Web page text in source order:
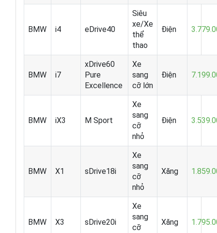
BMW i4 eDrive40
Siêu
xe/Xe
thể
thao
Điện
BMW i7
xDrive60
Pure
Excellence
Xe
sang
cỡ lớn
Điện
BMW iX3 M Sport
Xe
sang
cỡ
nhỏ
Điện
BMW X1 sDrive18i
Xe
sang
cỡ
nhỏ
Xăng
BMW X3 sDrive20i
Xe
sang
cỡ
Xăng